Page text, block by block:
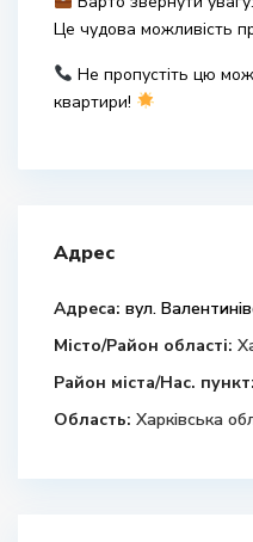
Це чудова можливість
Не пропустіть цю
квартири!
Адрес
Адреса: вул.
Місто/Район області:
Район міста/Нас. пункт:
Область: Харківська